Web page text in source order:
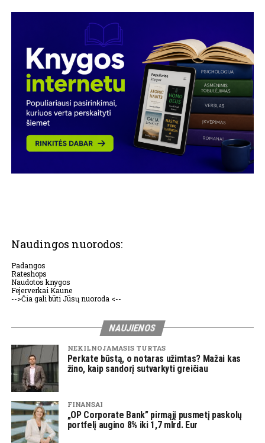
Naudingos nuorodos:
Padangos
Rateshops
Naudotos knygos
Fejerverkai Kaune
-->Čia gali būti Jūsų nuoroda <--
NAUJIENOS
NEKILNOJAMASIS TURTAS
Perkate būstą, o notaras užimtas? Mažai kas
žino, kaip sandorį sutvarkyti greičiau
FINANSAI
„OP Corporate Bank” pirmąjį pusmetį paskolų
portfelį augino 8% iki 1,7 mlrd. Eur